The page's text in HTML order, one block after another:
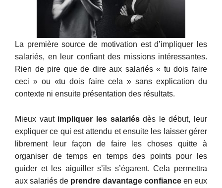
La première source de motivation est d’impliquer les
salariés, en leur confiant des missions intéressantes.
Rien de pire que de dire aux salariés « tu dois faire
ceci » ou «tu dois faire cela » sans explication du
contexte ni ensuite présentation des résultats.
Mieux vaut impliquer les salariésdès le début, leur
expliquer ce qui est attendu et ensuite les laisser gérer
librement leur façon de faire les choses quitte à
organiser de temps en temps des points pour les
guider et les aiguiller s’ils s’égarent. Cela permettra
aux salariés de prendre davantage confianceen eux